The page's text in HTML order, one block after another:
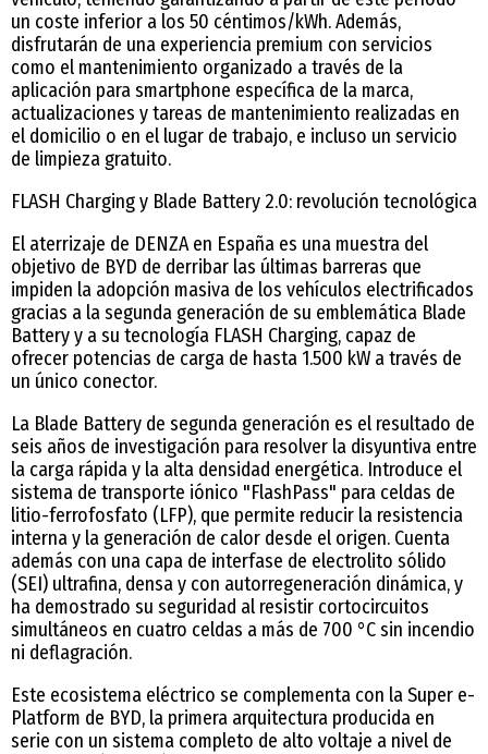
un coste inferior a los 50 céntimos/kWh. Además,
disfrutarán de una experiencia premium con servicios
como el mantenimiento organizado a través de la
aplicación para smartphone específica de la marca,
actualizaciones y tareas de mantenimiento realizadas en
el domicilio o en el lugar de trabajo, e incluso un servicio
de limpieza gratuito.
FLASH Charging y Blade Battery 2.0: revolución tecnológica
El aterrizaje de DENZA en España es una muestra del
objetivo de BYD de derribar las últimas barreras que
impiden la adopción masiva de los vehículos electrificados
gracias a la segunda generación de su emblemática Blade
Battery y a su tecnología FLASH Charging, capaz de
ofrecer potencias de carga de hasta 1.500 kW a través de
un único conector.
La Blade Battery de segunda generación es el resultado de
seis años de investigación para resolver la disyuntiva entre
la carga rápida y la alta densidad energética. Introduce el
sistema de transporte iónico "FlashPass" para celdas de
litio-ferrofosfato (LFP), que permite reducir la resistencia
interna y la generación de calor desde el origen. Cuenta
además con una capa de interfase de electrolito sólido
(SEI) ultrafina, densa y con autorregeneración dinámica, y
ha demostrado su seguridad al resistir cortocircuitos
simultáneos en cuatro celdas a más de 700 °C sin incendio
ni deflagración.
Este ecosistema eléctrico se complementa con la Super e-
Platform de BYD, la primera arquitectura producida en
serie con un sistema completo de alto voltaje a nivel de